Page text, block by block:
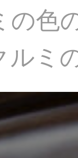
の色
ルミ